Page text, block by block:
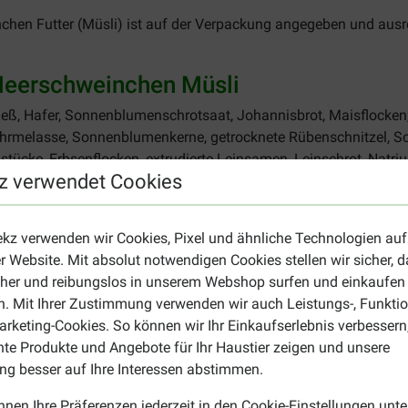
verwendet Cookies
verwenden wir Cookies, Pixel und ähnliche Technologien auf
Website. Mit absolut notwendigen Cookies stellen wir sicher,
und reibungslos in unserem Webshop surfen und einkaufen
Mit Ihrer Zustimmung verwenden wir auch Leistungs-,
Cookies. So können wir Ihr Einkaufserlebnis
Produkte und Angebote für Ihr Haustier zeigen und unsere
besser auf Ihre Interessen abstimmen.
Futter (Müsli) ist auf der Verpackung angegeben und
Müsli
Hafer, Sonnenblumenschrotsaat, Johannisbrot,
Sonnenblumenkerne, getrocknete Rübenschnitzel,
Erbsenflocken, extrudierte Leinsamen, Leinschrot,
3,4 %, Rohfaser 12,5 %, Rohasche 7,2 %, Calcium 1,00
Vitamin A 12.000 IE, 3a671 Vitamin D3 1.200 IE, 3a700
Pentahydrat) 12 mg, 3b103 Eisen (Eisensulfat-
Körnchen Kobalt(II)-Carbonat) 0,1 mg, 3b201 Jod